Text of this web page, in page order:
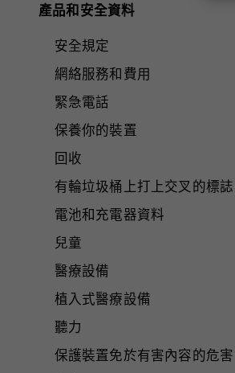
產品和安全資料
安全規定
網絡服務和費用
緊急電話
保養你的裝置
回收
有輪垃圾桶上打上交叉的標誌
電池和充電器資料
兒童
醫療設備
植入式醫療設備
聽力
保護裝置免於有害內容的危害